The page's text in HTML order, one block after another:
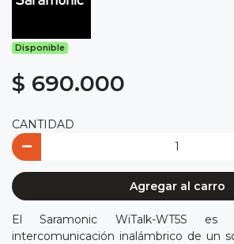
Disponible
$ 690.000
CANTIDAD
Agregar al carro
El Saramonic WiTalk-WT5S
intercomunicación inalámbrico de un